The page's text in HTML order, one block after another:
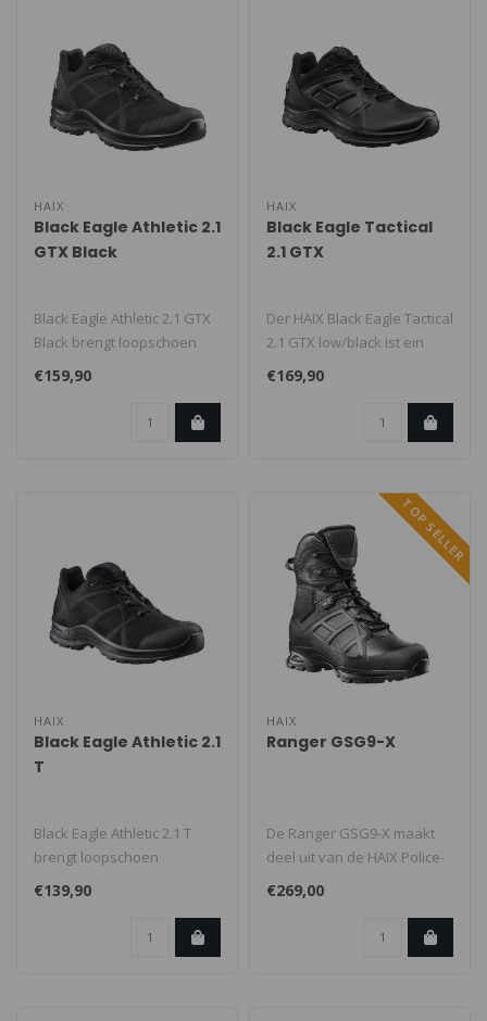
HAIX
Black Eagle Athletic 2.1
GTX Black
Black Eagle Athletic 2.1 GTX
Black brengt loopschoen
technologie samen met
€159,90
HAIX
Black Eagle Tactical
2.1 GTX
Der HAIX Black Eagle Tactical
2.1 GTX low/black ist ein
niedriger Einsatzschuh f..
€169,90
HAIX
Black Eagle Athletic 2.1
T
Black Eagle Athletic 2.1 T
brengt loopschoen
technologie samen met
geïnspireerd..
€139,90
TOP SELLER
HAIX
Ranger GSG9-X
De Ranger GSG9-X maakt
deel uit van de HAIX Police-
collectie en is ideaal voor p..
€269,00